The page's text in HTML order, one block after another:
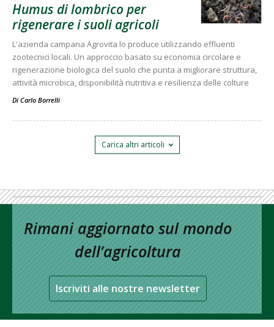
Humus di lombrico per
rigenerare i suoli agricoli
L'azienda campana Agrovita lo produce utilizzando effluenti
zootecnici locali. Un approccio basato su economia circolare e
rigenerazione biologica del suolo che punta a migliorare struttura,
attività microbica, disponibilità nutritiva e resilienza delle colture
Di Carlo Borrelli
Carica altri articoli
Rimani aggiornato sul mondo
dell’agricoltura
Iscriviti alle nostre newsletter